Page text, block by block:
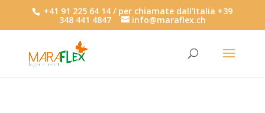
+41 91 225 64 14 / per chiamate dall'Italia +39
348 441 4847 info@maraflex.ch